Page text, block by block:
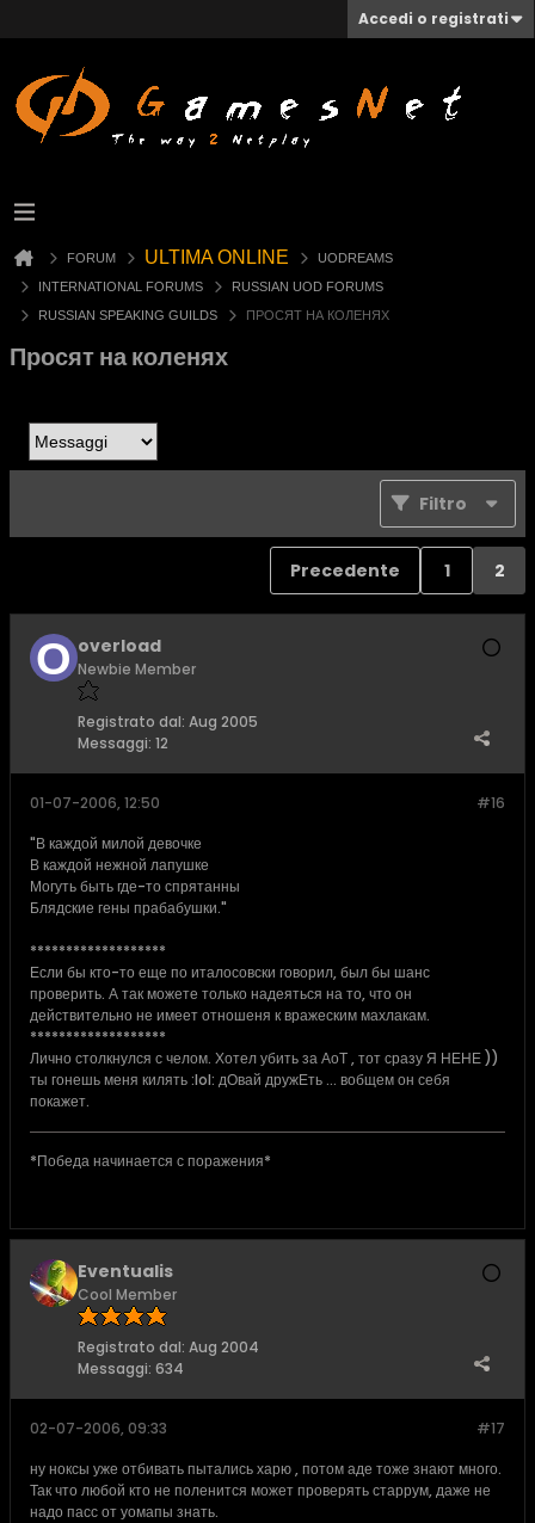
Accedi o registrati
FORUM ULTIMA ONLINE
UODREAMS
INTERNATIONAL FORUMS
RUSSIAN UOD FORUMS
RUSSIAN SPEAKING GUILDS
ПРОСЯТ НА КОЛЕНЯХ
Просят на коленях
Filtro
Precedente 1 2
overload
Newbie Member
Registrato dal: Aug 2005
Messaggi: 12
#16
01-07-2006, 12:50
"В каждой милой девочке
В каждой нежной лапушке
Могуть быть где-то спрятанны
Блядские гены прабабушки."
*******************
Если бы кто-то еще по италосовски говорил, был бы шанс
проверить. А так можете только надеяться на то, что он
действительно не имеет отношеня к вражеским махлакам.
*******************
Лично столкнулся с челом. Хотел убить за АоТ , тот сразу Я НЕНЕ ))
ты гонешь меня килять :lol: дОвай дружЕть ... вобщем он себя
покажет.
*Победа начинается с поражения*
Eventualis
Cool Member
Registrato dal: Aug 2004
Messaggi: 634
#17
02-07-2006, 09:33
ну ноксы уже отбивать пытались харю , потом аде тоже знают много.
Так что любой кто не поленится может проверять старрум, даже не
надо пасс от уомапы знать.